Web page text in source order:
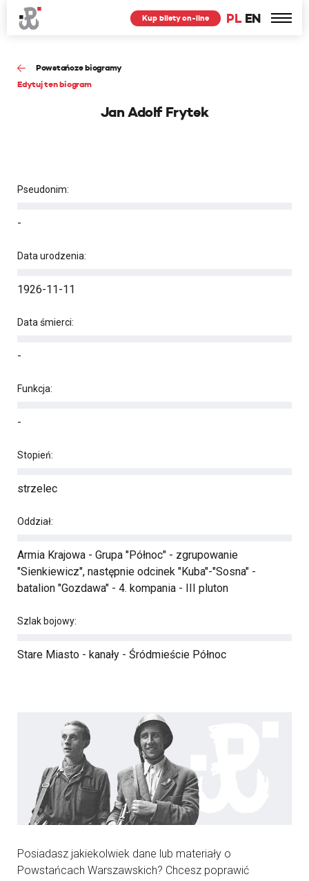
PL EN
Kup bilety on-line
Powstańcze biogramy
Edytuj ten biogram
Jan Adolf Frytek
Pseudonim:
-
Data urodzenia:
1926-11-11
Data śmierci:
-
Funkcja:
-
Stopień:
strzelec
Oddział:
Armia Krajowa - Grupa "Północ" - zgrupowanie
"Sienkiewicz", następnie odcinek "Kuba"-"Sosna" -
batalion "Gozdawa" - 4. kompania - III pluton
Szlak bojowy:
Stare Miasto - kanały - Śródmieście Północ
Posiadasz jakiekolwiek dane lub materiały o
Powstańcach Warszawskich? Chcesz poprawić